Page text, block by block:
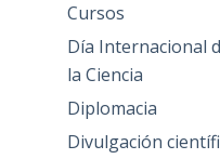
Cursos
Día Internacional
la Ciencia
Diplomacia
Divulgación